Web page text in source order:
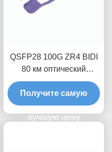
QSFP28 100G ZR4 BIDI
80 км оптический
трансиверный модуль
Получите самую
лучшую цену